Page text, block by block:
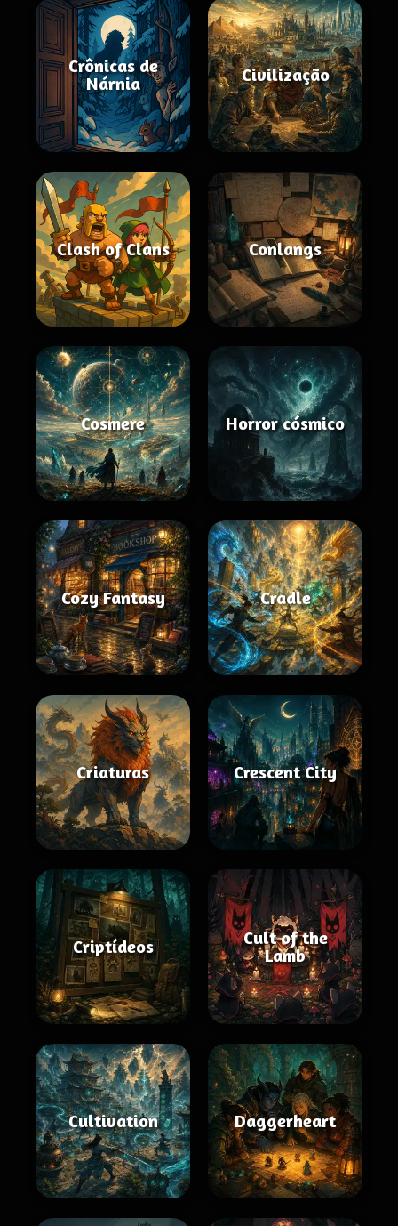
Crônicas de
Nárnia
Civilização
Clash of Clans Conlangs
Cosmere Horror cósmico
Cozy Fantasy Cradle
Criaturas Crescent City
Criptídeos
Cult of the
Lamb
Cultivation Daggerheart